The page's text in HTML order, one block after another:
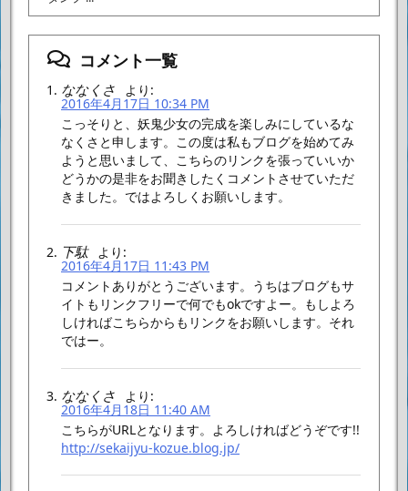
コメント一覧
ななくさ より:
2016年4月17日 10:34 PM
こっそりと、妖鬼少女の完成を楽しみにしているな
なくさと申します。 この度は私もブログを始めてみ
ようと思いまして、 こちらのリンクを張っていいか
どうかの是非をお聞きしたく コメントさせていただ
きました。 ではよろしくお願いします。
下駄 より:
2016年4月17日 11:43 PM
コメントありがとうございます。 うちはブログもサ
イトもリンクフリーで何でもokですよー。 もしよろ
しければこちらからもリンクをお願いします。 それ
ではー。
ななくさ より:
2016年4月18日 11:40 AM
こちらがURLとなります。よろしければどうぞです!!
http://sekaijyu-kozue.blog.jp/